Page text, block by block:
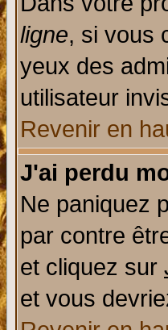
ligne, si vous
yeux des
utilisateur
Revenir en
J'ai perdu
Ne paniquez
par contre
et cliquez sur
et vous